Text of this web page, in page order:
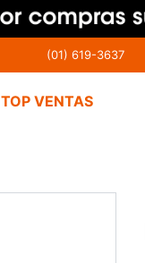
(01) 619-3637
TOP VENTAS